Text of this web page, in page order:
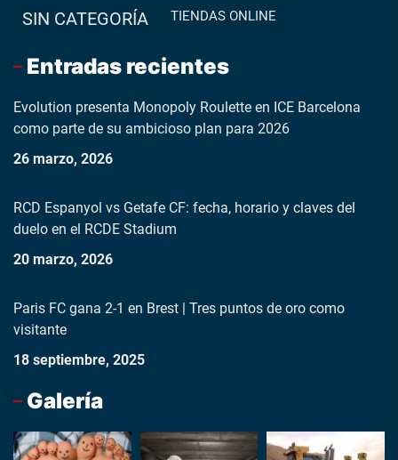
SIN CATEGORÍA TIENDAS ONLINE
Entradas recientes
Evolution presenta Monopoly Roulette en ICE Barcelona
como parte de su ambicioso plan para 2026
26 marzo, 2026
RCD Espanyol vs Getafe CF: fecha, horario y claves del
duelo en el RCDE Stadium
20 marzo, 2026
Paris FC gana 2-1 en Brest | Tres puntos de oro como
visitante
18 septiembre, 2025
Galería